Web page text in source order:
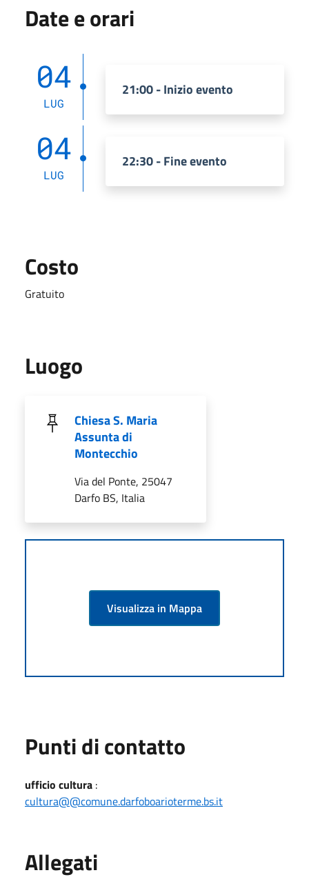
Date e orari
04
LUG
21:00 - Inizio evento
04
LUG
22:30 - Fine evento
Costo
Gratuito
Luogo
Chiesa S. Maria
Assunta di
Montecchio
Via del Ponte, 25047
Darfo BS, Italia
Visualizza in Mappa
Punti di contatto
ufficio cultura :
cultura@@comune.darfoboarioterme.bs.it
Allegati